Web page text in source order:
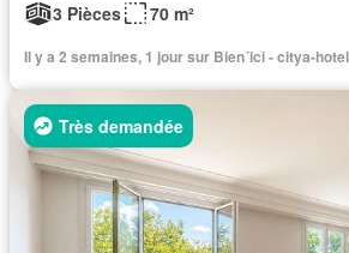
3 Pièces
70 m²
Il y a 2 semaines, 1 jour sur Bien´ici - citya-
Très demandée